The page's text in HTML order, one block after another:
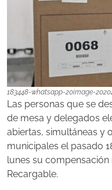
183448-whatsapp-20image-
Las personas que se
de mesa y delegados
abiertas, simultáneas y
municipales el pasado
lunes su
Recargable.